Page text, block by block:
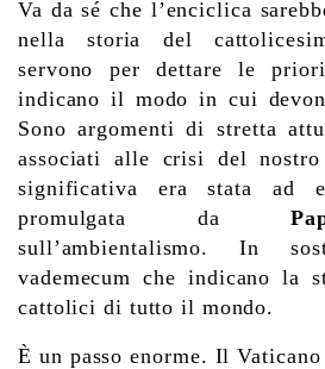
Va da sé che l’enciclica
nella storia del
servono per dettare le
indicano il modo in cui
Sono argomenti di stretta
associati alle crisi del
significativa era stata ad
promulgata da
sull’ambientalismo. In
vademecum che indicano la
cattolici di tutto il mondo.
È un passo enorme. Il